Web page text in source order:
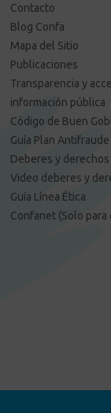
Contacto
Blog Confa
Mapa del Sitio
Publicaciones
Transparencia y
información pública
Código de Buen
Guía Plan
Deberes y
Video deberes y
Guía Línea Ética
Confanet (Solo